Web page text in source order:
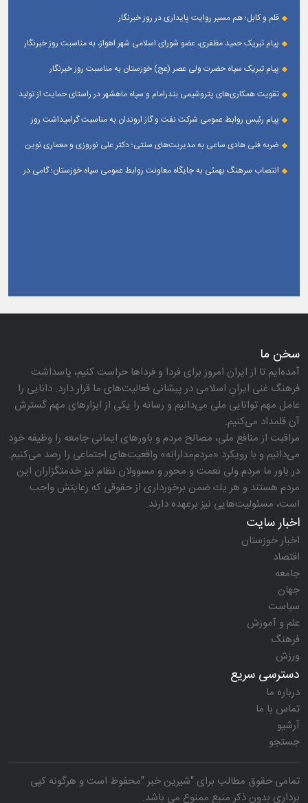
قلم و کابل؛ هم مسیر روایت پایداری در روز خبرنگار
پیام تبریک حمید مظفری، عضو شورای اسلامی شهر اهواز، به مناسبت روز خبرنگار
پیام تبریک سپاه حضرت ولی عصر (عج) خوزستان به مناسبت روز خبرنگار
تقویت همکاری‌های پتروشیمی بندرامام و سپاه ماهشهر در راستای حمایت از تولید
پیام رئیس روابط عمومی شركت نفت و گاز اروندان به مناسبت گرامیداشت روز
ضربه فنی هادی ساعی به مدیریت‌های سنتی؛ دکتر علی نوروزی و معماری نوین
انتصاب سرهنگ بهمئی به جایگاه معاونت روابط عمومی سپاه خوزستان؛ گامی در
سخن ما
آمده‌ایم تا از ایران امروز برای فردا و فرداها حراست كنیم، پاسداشت
فرهنگ غنی ایرانِ اسلامی در پیشانی فعالیت‌های ما قرار دارد. دانایی را
عامل مهم توانایی ملی می‌دانیم و رسانه را یكی از ابزارهای مهم گسترش
آن قلمداد می‌كنیم.
مراقبت از منافع ملی، مصالح مردم و باورهای ایمانی جامعه را وظیفه خود
می‌دانیم و با رویكرد «مردم‌مدارانه‌» واقعیت‌های اجتماعی را رصد می‌كنیم.
در باور ما مردم ولی نعمت و محور و مسوولان نظام نیز خدمتگزاران این
مردم هستند و هر یك ضمن برخورداری از حقوقی كه رعایتش واجب
است، مسئولیت‌هایی نیز برعهده دارند.
اخبار سایت
اخبار خوزستان
اقتصاد
جامعه
جهان
سیاست
علم و آموزش
فرهنگ
ورزش
دسترسی سریع
درباره ما
تماس با ما
آرشیو
جستجو
تمامی حقوق مطالب برای "شیرین خبر"محفوظ است و هرگونه کپی
برداری بدون ذکر منبع ممنوع می باشد.